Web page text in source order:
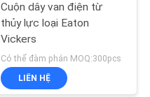
Cuộn dây van điện từ
thủy lực loại Eaton
Vickers
Có thể đàm phán MOQ:300pcs
LIÊN HỆ